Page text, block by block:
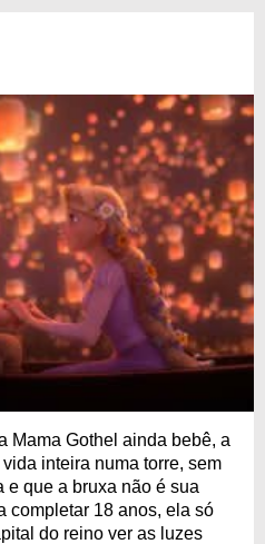
Mama Gothel ainda bebê, a
inteira numa torre, sem
e que a bruxa não é sua
completar 18 anos, ela só
do reino ver as luzes